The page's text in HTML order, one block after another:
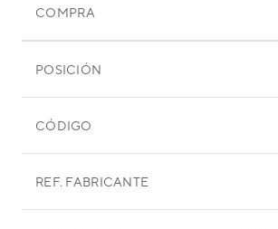
COMPRA
POSICIÓN
CÓDIGO
REF. FABRICANTE